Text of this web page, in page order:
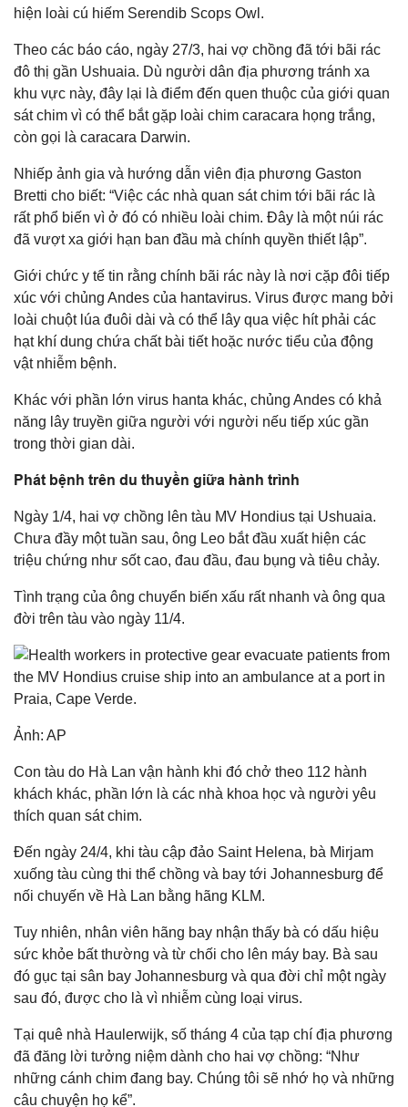
hiện loài cú hiếm Serendib Scops Owl.
Theo các báo cáo, ngày 27/3, hai vợ chồng đã tới bãi rác
đô thị gần Ushuaia. Dù người dân địa phương tránh xa
khu vực này, đây lại là điểm đến quen thuộc của giới quan
sát chim vì có thể bắt gặp loài chim caracara họng trắng,
còn gọi là caracara Darwin.
Nhiếp ảnh gia và hướng dẫn viên địa phương Gaston
Bretti cho biết: “Việc các nhà quan sát chim tới bãi rác là
rất phổ biến vì ở đó có nhiều loài chim. Đây là một núi rác
đã vượt xa giới hạn ban đầu mà chính quyền thiết lập”.
Giới chức y tế tin rằng chính bãi rác này là nơi cặp đôi tiếp
xúc với chủng Andes của hantavirus. Virus được mang bởi
loài chuột lúa đuôi dài và có thể lây qua việc hít phải các
hạt khí dung chứa chất bài tiết hoặc nước tiểu của động
vật nhiễm bệnh.
Khác với phần lớn virus hanta khác, chủng Andes có khả
năng lây truyền giữa người với người nếu tiếp xúc gần
trong thời gian dài.
Phát bệnh trên du thuyền giữa hành trình
Ngày 1/4, hai vợ chồng lên tàu MV Hondius tại Ushuaia.
Chưa đầy một tuần sau, ông Leo bắt đầu xuất hiện các
triệu chứng như sốt cao, đau đầu, đau bụng và tiêu chảy.
Tình trạng của ông chuyển biến xấu rất nhanh và ông qua
đời trên tàu vào ngày 11/4.
Ảnh: AP
Con tàu do Hà Lan vận hành khi đó chở theo 112 hành
khách khác, phần lớn là các nhà khoa học và người yêu
thích quan sát chim.
Đến ngày 24/4, khi tàu cập đảo Saint Helena, bà Mirjam
xuống tàu cùng thi thể chồng và bay tới Johannesburg để
nối chuyến về Hà Lan bằng hãng KLM.
Tuy nhiên, nhân viên hãng bay nhận thấy bà có dấu hiệu
sức khỏe bất thường và từ chối cho lên máy bay. Bà sau
đó gục tại sân bay Johannesburg và qua đời chỉ một ngày
sau đó, được cho là vì nhiễm cùng loại virus.
Tại quê nhà Haulerwijk, số tháng 4 của tạp chí địa phương
đã đăng lời tưởng niệm dành cho hai vợ chồng: “Như
những cánh chim đang bay. Chúng tôi sẽ nhớ họ và những
câu chuyện họ kể”.